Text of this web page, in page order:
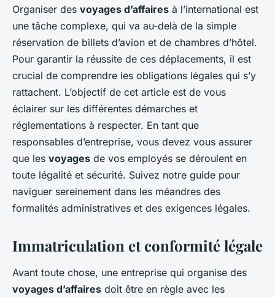
Quelles sont les obligations
légales pour une entreprise
souhaitant organiser des
voyages d'affaires
internationaux?
Emma•27 août 2024•7 min de lecture
Organiser des voyages d’affaires à l’international est
une tâche complexe, qui va au-delà de la simple
réservation de billets d’avion et de chambres d’hôtel.
Pour garantir la réussite de ces déplacements, il est
crucial de comprendre les obligations légales qui s’y
rattachent. L’objectif de cet article est de vous
éclairer sur les différentes démarches et
réglementations à respecter. En tant que
responsables d’entreprise, vous devez vous assurer
que les voyages de vos employés se déroulent en
toute légalité et sécurité. Suivez notre guide pour
naviguer sereinement dans les méandres des
formalités administratives et des exigences légales.
Immatriculation et conformité légale
Avant toute chose, une entreprise qui organise des
voyages d’affaires doit être en règle avec les